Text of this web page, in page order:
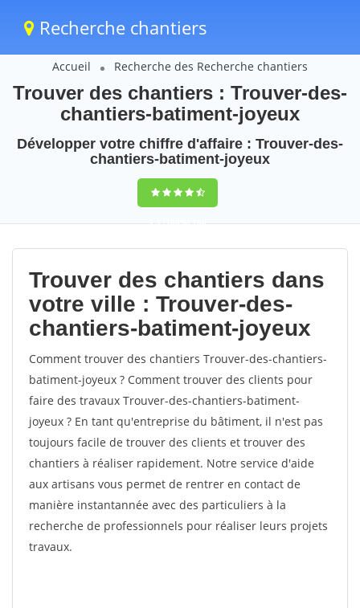
Recherche chantiers
Accueil Recherche des Recherche chantiers
Trouver des chantiers : Trouver-des-
chantiers-batiment-joyeux
Développer votre chiffre d'affaire : Trouver-des-
chantiers-batiment-joyeux
9,5(100%)100
votes
Trouver des chantiers dans
votre ville : Trouver-des-
chantiers-batiment-joyeux
Comment trouver des chantiers Trouver-des-chantiers-
batiment-joyeux ? Comment trouver des clients pour
faire des travaux Trouver-des-chantiers-batiment-
joyeux ? En tant qu'entreprise du bâtiment, il n'est pas
toujours facile de trouver des clients et trouver des
chantiers à réaliser rapidement. Notre service d'aide
aux artisans vous permet de rentrer en contact de
manière instantannée avec des particuliers à la
recherche de professionnels pour réaliser leurs projets
travaux.